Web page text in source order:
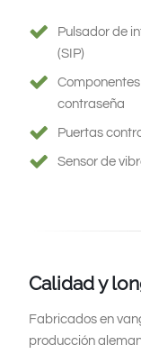
Pulsador de
(SIP)
contraseña
Puertas
Sensor de
Calidad y
Fabricados en
producción